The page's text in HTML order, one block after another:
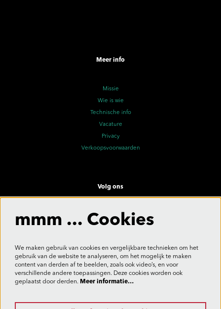
Meer info
Missie
Wie is wie
Technische info
Vacature
Privacy
Verkoopsvoorwaarden
Volg ons
Aanmelden
mmm ... Cookies
We maken gebruik van cookies en vergelijkbare technieken om het
gebruik van de website te analyseren, om het mogelijk te maken
content van derden af te beelden, zoals ook video’s, en voor
verschillende andere toepassingen. Deze cookies worden ook
geplaatst door derden. Meer informatie…